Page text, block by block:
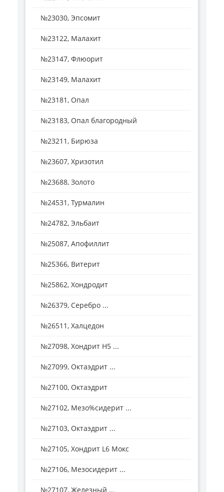
№23030, Эпсомит
№23122, Малахит
№23147, Флюорит
№23149, Малахит
№23181, Опал
№23183, Опал благородный
№23211, Бирюза
№23607, Хризотил
№23688, Золото
№24531, Турмалин
№24782, Эльбаит
№25087, Апофиллит
№25366, Витерит
№25862, Хондродит
№26379, Серебро ...
№26511, Халцедон
№27098, Хондрит H5 ...
№27099, Октаэдрит ...
№27100, Октаэдрит
№27102, Мезо%сидерит ...
№27103, Октаэдрит ...
№27105, Хондрит L6 Мокс
№27106, Мезосидерит ...
№27107, Железный ...